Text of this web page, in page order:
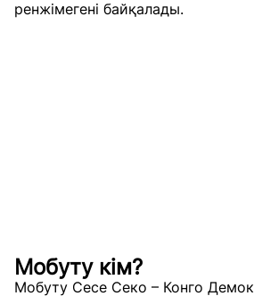
ренжімегені байқалады.
Мобуту кім?
Мобуту Сесе Секо – Конго